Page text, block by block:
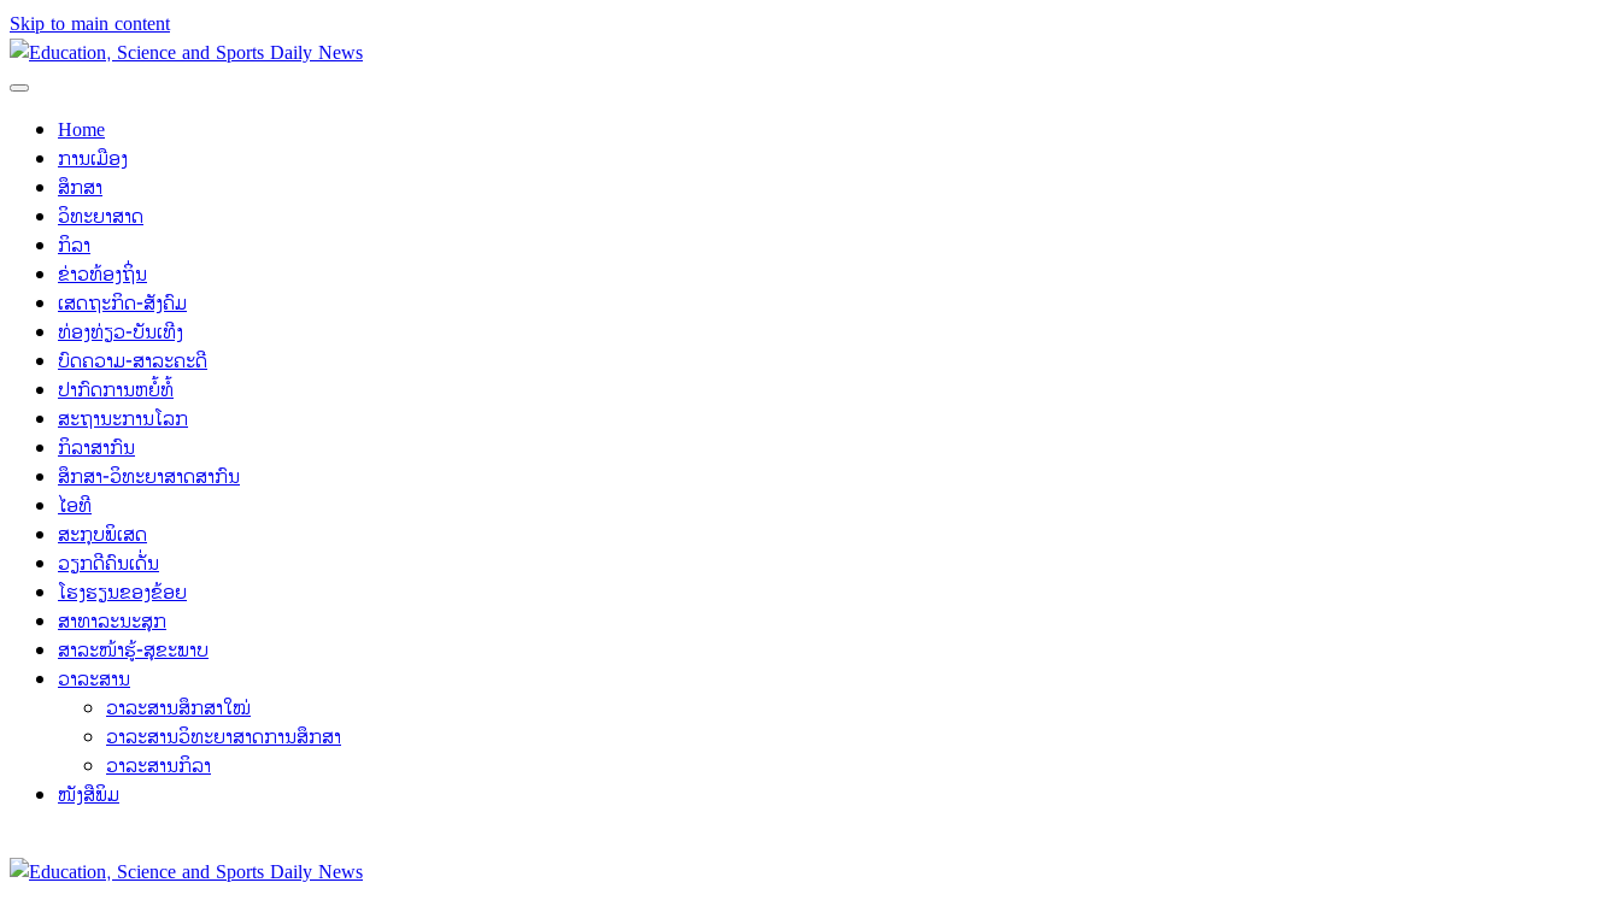
Skip to main content
Home
ການເມືອງ
ສຶກສາ
ວິທະຍາສາດ
ກິລາ
ຂ່າວທ້ອງຖິ່ນ
ເສດຖະກິດ-ສັງຄົມ
ທ່ອງທ່ຽວ-ບັນເທີງ
ບົດຄວາມ-ສາລະຄະດີ
ປາກົດການຫຍໍ້ທໍ້
ສະຖານະການໂລກ
ກິລາສາກົນ
ສຶກສາ-ວິທະຍາສາດສາກົນ
ໄອທີ
ສະກຸບພິເສດ
ວຽກດີຄົນເດັ່ນ
ໂຮງຮຽນຂອງຂ້ອຍ
ສາທາລະນະສຸກ
ສາລະໜ້າຮູ້-ສຸຂະພາບ
ວາລະສານ
ວາລະສານສຶກສາໃໝ່
ວາລະສານວິທະຍາສາດການສຶກສາ
ວາລະສານກິລາ
ໜັງສືພິມ